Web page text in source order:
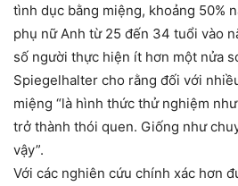
tình dục bằng miệng, khoảng 50%
phụ nữ Anh từ 25 đến 34 tuổi vào
số người thực hiện ít hơn một nửa
Spiegelhalter cho rằng đối với
miệng “là hình thức thử nghiệm
trở thành thói quen. Giống như
vậy”.
Với các nghiên cứu chính xác hơn